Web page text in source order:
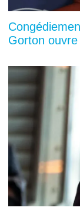
Gorton